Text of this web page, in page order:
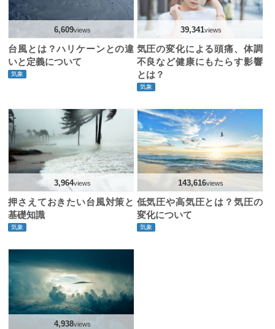
6,609views
台風とは？ハリケーンとの違
いと定義について
気象
39,341views
気圧の変化による頭痛、体調
不良など健康にもたらす影響
とは？
気象
3,964views
押さえておきたい台風対策と
基礎知識
気象
143,616views
低気圧や高気圧とは？気圧の
変化について
気象
4,938views